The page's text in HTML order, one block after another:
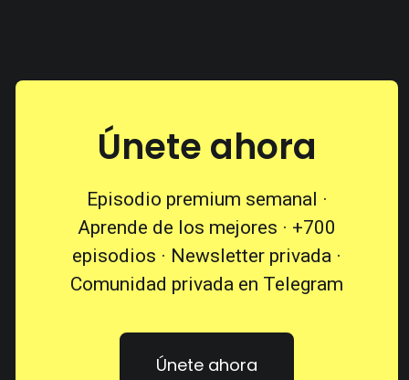
Únete ahora
Episodio premium semanal ·
Aprende de los mejores · +700
episodios · Newsletter privada ·
Comunidad privada en Telegram
Únete ahora